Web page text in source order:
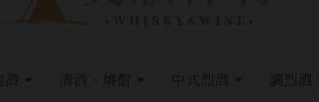
酒 清酒、燒酎 中式烈酒
調烈酒